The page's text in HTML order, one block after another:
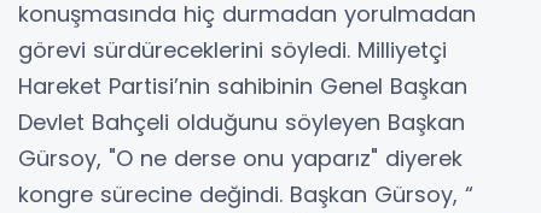
konuşmasında hiç durmadan yorulmadan
görevi sürdüreceklerini söyledi. Milliyetçi
Hareket Partisi’nin sahibinin Genel Başkan
Devlet Bahçeli olduğunu söyleyen Başkan
Gürsoy, "O ne derse onu yaparız" diyerek
kongre sürecine değindi. Başkan Gürsoy, “